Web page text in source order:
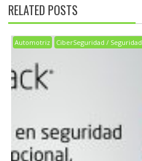
RELATED POSTS
Automotriz CiberSeguridad / Seguridad